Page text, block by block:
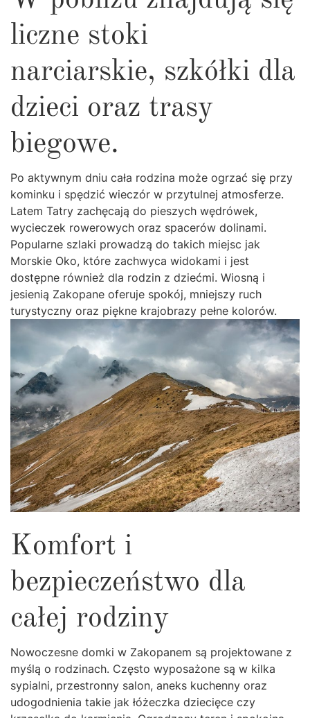
liczne stoki
narciarskie, szkółki dla
dzieci oraz trasy
biegowe.
Po aktywnym dniu cała rodzina może ogrzać się przy
kominku i spędzić wieczór w przytulnej atmosferze.
Latem Tatry zachęcają do pieszych wędrówek,
wycieczek rowerowych oraz spacerów dolinami.
Popularne szlaki prowadzą do takich miejsc jak
Morskie Oko, które zachwyca widokami i jest
dostępne również dla rodzin z dziećmi. Wiosną i
jesienią Zakopane oferuje spokój, mniejszy ruch
turystyczny oraz piękne krajobrazy pełne kolorów.
Komfort i
bezpieczeństwo dla
całej rodziny
Nowoczesne domki w Zakopanem są projektowane z
myślą o rodzinach. Często wyposażone są w kilka
sypialni, przestronny salon, aneks kuchenny oraz
udogodnienia takie jak łóżeczka dziecięce czy